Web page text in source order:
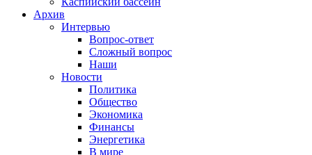
Архив
Интервью
Вопрос-ответ
Сложный вопрос
Наши
Новости
Политика
Общество
Экономика
Финансы
Энергетика
В мире